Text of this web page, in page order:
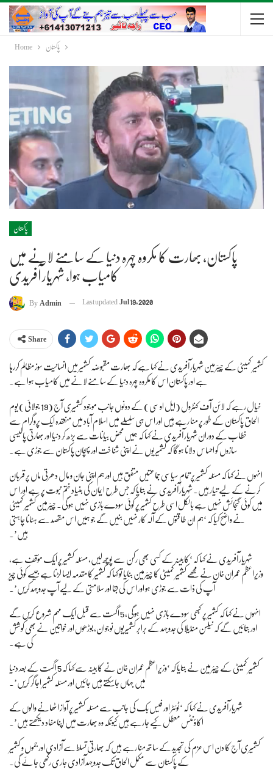
Home پاکستان
پاکستان
پاکستان، بھارت کا مکروہ چہرہ دنیا کے سامنے لانے میں
کامیاب ہوا، شہریار آفریدی
ByAdmin Last updatedJul 19, 2020
Share
کشمیر کمیٹی کے چیئرمین شہریار آفریدی نے کہا ہے کہ بھارت مقبوضہ کشمیر میں انسانیت سوز مظالم کررہا
ہے اور پاکستان اس کا مکروہ چہرہ دنیا کے سامنے لانے میں کامیاب ہوا ہے۔
خیال رہے کہ لائن آف کنٹرول (ایل او سی) کے دونوں جانب موجود کشمیری آج (19 جولائی) یوم
الحاق پاکستان کے طور پر منا رہے ہیں اور اس ہی سلسلے میں اسلام آباد میں منعقدہ ایک پروگرام سے
خطاب کے دوران شہریار آفریدی نے کہا کہ ہمیں محض بیانات سے بڑھ کر دنیا اور بھارتی پالیسی
سازوں کو احساس دلانا ہوگا کہ کشمیریوں نے اپنی شناخت اور پہچان پاکستان سے جوڑی ہے۔
انہوں نے کہا کہ مسئلہ کشمیر پر تمام سیاسی جماعتیں متفق ہیں اور ہم اپنی جان و مال دھرتی ماں پر قربان
کرنے کے لیے تیار ہیں۔ شہریار آفریدی نے بتایا کہ جس طرح ایمان کی بنیاد ختم نبوت پر ہے اور اس
میں کوئی گنجائش نہیں ہے بالکل اسی طرح کشمیر پر کوئی سودے بازی نہیں ہوگی۔ چیئرمین کشمیر کمیٹی
نے واضح کیا کہ ‘ہم ان طاقتوں کے آلہ کار نہیں بنیں گے جو ہمیں اس مقصد سے ہٹانا چاہتی
ہیں’۔
شہریار آفریدی نے کہا کہ ‘کابینہ کے کسی بھی رکن سے پوچھ لیں، مسئلہ کشمیر پر ایک مؤقف ہے،
وزیراعظم عمران خان نے مجھے کشمیر کمیٹی کا چیئرمین بنایا تو کہا کہ کشمیر کا مقدمہ ایسا لڑنا ہے جیسے کوئی چیز
آپ کی ذات سے جوڑی ہو اور اس کی بقا اور سلامتی کے لیے آپ جدوجہد کریں’۔
انہوں نے کہا کہ کشمیر پر کبھی سودے بازی نہیں ہوگی، 5 اگست سے قبل ایک مہم شروع کریں گے
اور بتائیں گے کہ نیلسن منڈیلا کی جدوجہد کے برابر کشمیریوں نوجوان، بوڑھوں اور خواتین نے بھی کوشش
کی ہے۔
کشمیر کمیٹی کے چیئرمین نے بتایا کہ ‘وزیراعظم عمران خان نے کابینہ سے کہا کہ 5 اگست کے بعد دنیا
میں جہاں جاسکتے ہیں جائیں اور مسئلہ کشمیر اجاگر کریں’۔
شہریار آفریدی نے کہا کہ ‘ٹوئٹر اور فیس بک کی جانب سے مسئلہ کشمیر پر آواز اٹھانے والوں کے
اکاؤنٹس معطل کیے جارہے ہیں کیونکہ وہ بھارت میں اپنا مفاد دیکھتے ہیں’۔
کشمیری آج کا دن اس عزم کی تجدید کے ساتھ منا رہے ہیں کہ بھارتی تسلط سے آزادی اور جموں و کشمیر
کے پاکستان سے مکمل الحاق تک جدوجہد آزادی جاری رکھی جائے گی۔